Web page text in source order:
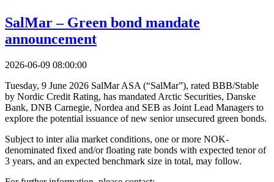
SalMar – Green bond mandate
announcement
2026-06-09 08:00:00
Tuesday, 9 June 2026 SalMar ASA (“SalMar”), rated BBB/Stable
by Nordic Credit Rating, has mandated Arctic Securities, Danske
Bank, DNB Carnegie, Nordea and SEB as Joint Lead Managers to
explore the potential issuance of new senior unsecured green bonds.
Subject to inter alia market conditions, one or more NOK-
denominated fixed and/or floating rate bonds with expected tenor of
3 years, and an expected benchmark size in total, may follow.